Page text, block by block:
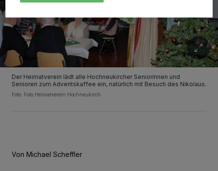
Der Heimatverein lädt alle Hochneukircher Seniorinnen und
Senioren zum Adventskaffee ein, natürlich mit Besuch des Nikolaus.
Foto: Foto:Heimatverein Hochneukirch
Von Michael Scheffler